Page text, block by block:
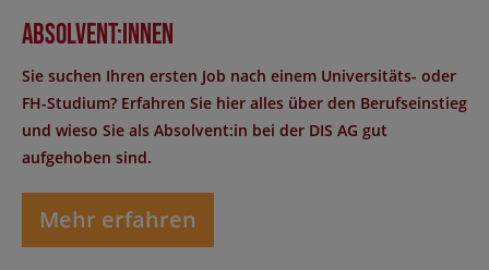
Absolvent:innen
Sie suchen Ihren ersten Job nach einem Universitäts- oder
FH-Studium? Erfahren Sie hier alles über den Berufseinstieg
und wieso Sie als Absolvent:in bei der DIS AG gut
aufgehoben sind.
Mehr erfahren